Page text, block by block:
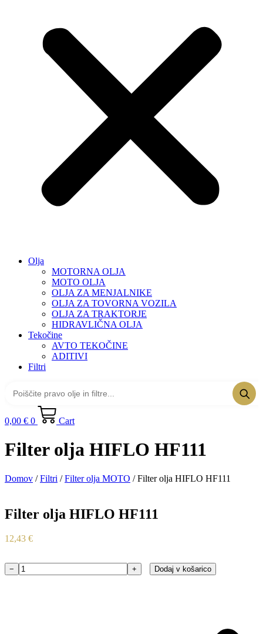
Olja
MOTORNA OLJA
MOTO OLJA
OLJA ZA MENJALNIKE
OLJA ZA TOVORNA VOZILA
OLJA ZA TRAKTORJE
HIDRAVLIČNA OLJA
Tekočine
AVTO TEKOČINE
ADITIVI
Filtri
0,00 € 0 Cart
Filter olja HIFLO HF111
Domov /Filtri /Filter olja MOTO / Filter olja HIFLO HF111
Filter olja HIFLO HF111
12,43 €
Filter
− + Dodaj v košarico